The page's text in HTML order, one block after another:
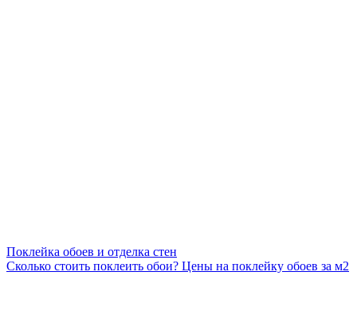
Поклейка обоев и отделка стен
Сколько стоить поклеить обои? Цены на поклейку обоев за м2